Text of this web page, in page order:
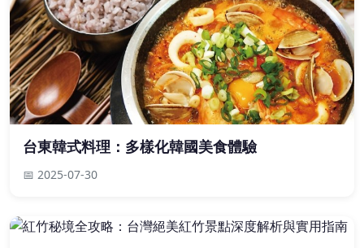
台東韓式料理：多樣化韓國美食體驗
📅 2025-07-30